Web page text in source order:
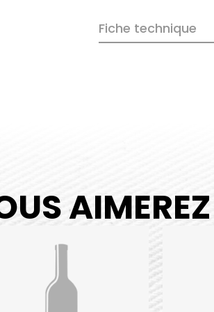
Fiche technique